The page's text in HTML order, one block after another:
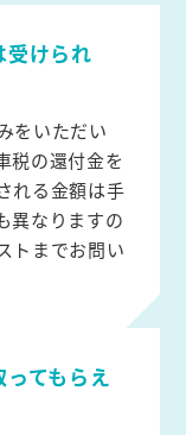
受けられ
をいただい
税の還付金を
れる金額は手
異なりますの
トまでお問い
てもらえ